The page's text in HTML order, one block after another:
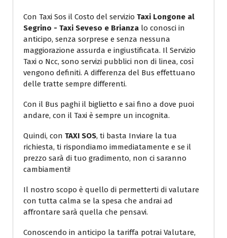
Con Taxi Sos il Costo del servizio Taxi Longone al
Segrino - Taxi Seveso e Brianza lo conosci in
anticipo, senza sorprese e senza nessuna
maggiorazione assurda e ingiustificata. Il Servizio
Taxi o Ncc, sono servizi pubblici non di linea, così
vengono definiti. A differenza del Bus effettuano
delle tratte sempre differenti.
Con il Bus paghi il biglietto e sai fino a dove puoi
andare, con il Taxi è sempre un incognita.
Quindi, con TAXI SOS, ti basta Inviare la tua
richiesta, ti rispondiamo immediatamente e se il
prezzo sarà di tuo gradimento, non ci saranno
cambiamenti!
Il nostro scopo è quello di permetterti di valutare
con tutta calma se la spesa che andrai ad
affrontare sarà quella che pensavi.
Conoscendo in anticipo la tariffa potrai Valutare,